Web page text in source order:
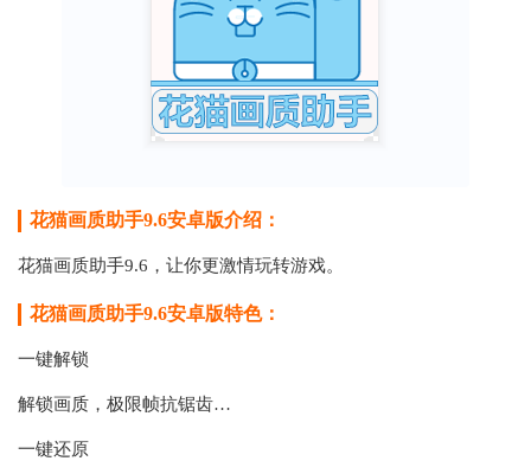
花猫画质助手9.6安卓版介绍：
花猫画质助手9.6，让你更激情玩转游戏。
花猫画质助手9.6安卓版特色：
一键解锁
解锁画质，极限帧抗锯齿…
一键还原